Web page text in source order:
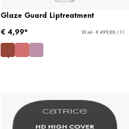
Glaze Guard Liptreatment
€ 4,99*
10 ml - € 499,00 / 1 l